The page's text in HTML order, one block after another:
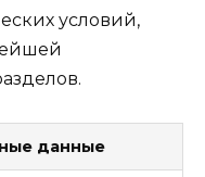
условий,
данные